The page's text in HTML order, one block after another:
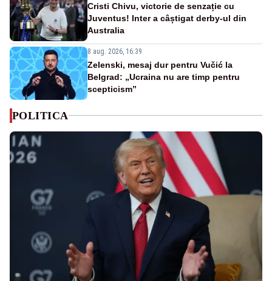
Cristi Chivu, victorie de senzație cu
Juventus! Inter a câștigat derby-ul din
Australia
8 aug. 2026, 16:39
Zelenski, mesaj dur pentru Vučić la
Belgrad: „Ucraina nu are timp pentru
scepticism”
POLITICA